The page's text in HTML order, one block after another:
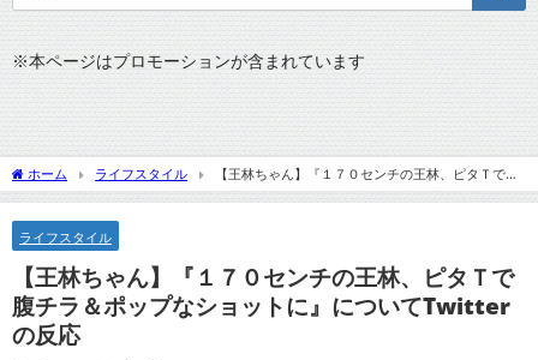
※本ページはプロモーションが含まれています
ホーム ライフスタイル
【王林ちゃん】『１７０センチの王林、ピタＴで腹
チラ＆ポップなショットに』についてTwitterの反応
ライフスタイル
【王林ちゃん】『１７０センチの王林、ピタＴで
腹チラ＆ポップなショットに』についてTwitter
の反応